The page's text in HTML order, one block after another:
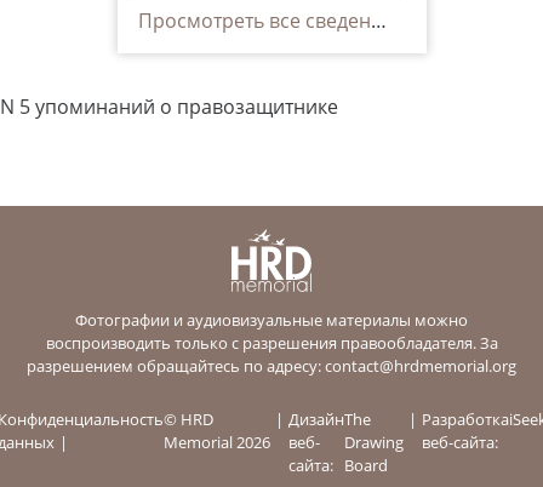
Просмотреть все сведения
N 5 упоминаний о правозащитнике
Фотографии и аудиовизуальные материалы можно
воспроизводить только с разрешения правообладателя. За
разрешением обращайтесь по адресу:contact@hrdmemorial.org
© HRD
Memorial 2026
Дизайн
веб-
сайта:
The
Drawing
Board
Разработка
веб-сайта: